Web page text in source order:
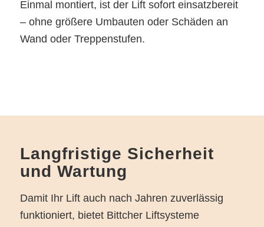
Einmal montiert, ist der Lift sofort einsatzbereit
– ohne größere Umbauten oder Schäden an
Wand oder Treppenstufen.
Langfristige Sicherheit
und Wartung
Damit Ihr Lift auch nach Jahren zuverlässig
funktioniert, bietet Bittcher Liftsysteme